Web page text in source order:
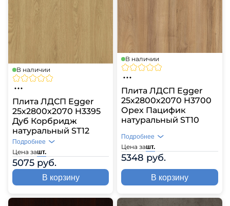
В наличии
Плита ЛДСП Egger
25х2800х2070 H3395
Дуб Корбридж
натуральный ST12
Цена зашт.
5075 руб.
Подробнее
В корзину
В наличии
Плита ЛДСП Egger
25х2800х2070 H3700
Орех Пацифик
натуральный ST10
Цена зашт.
5348 руб.
Подробнее
В корзину